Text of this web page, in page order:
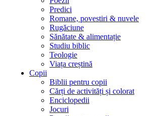
Predici
Romane, povestiri & nuvele
Rugăciune
Sănătate & alimentație
Studiu biblic
Teologie
Viața creștină
Copii
Biblii pentru copii
Cărți de activități și colorat
Enciclopedii
Jocuri